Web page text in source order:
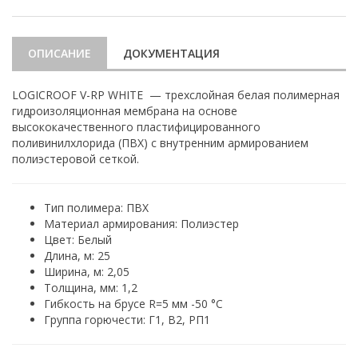
ОПИСАНИЕ ДОКУМЕНТАЦИЯ
LOGICROOF V-RP WHITE — трехслойная белая полимерная
гидроизоляционная мембрана на основе
высококачественного пластифицированного
поливинилхлорида (ПВХ) c внутренним армированием
полиэстеровой сеткой.
Тип полимера: ПВХ
Материал армирования: Полиэстер
Цвет: Белый
Длина, м: 25
Ширина, м: 2,05
Толщина, мм: 1,2
Гибкость на брусе R=5 мм -50 °С
Группа горючести: Г1, В2, РП1